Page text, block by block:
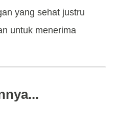
yang sehat justru
untuk menerima